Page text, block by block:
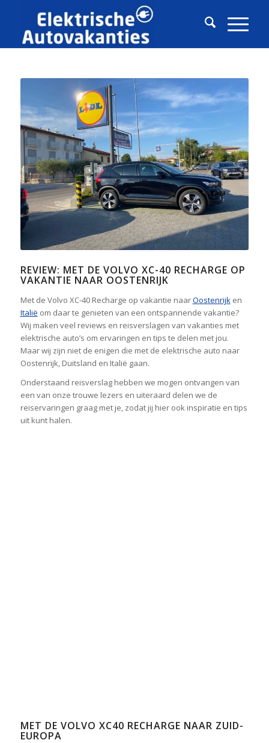
REVIEW: MET DE VOLVO XC-40 RECHARGE OP
VAKANTIE NAAR OOSTENRIJK
Met de Volvo XC-40 Recharge op vakantie naarOostenrijken
Italië om daar te genieten van een ontspannende vakantie?
Wij maken veel reviews en reisverslagen van vakanties met
elektrische auto’s om ervaringen en tips te delen met jou.
Maar wij zijn niet de enigen die met de elektrische auto naar
Oostenrijk, Duitsland en Italië gaan.
Onderstaand reisverslag hebben we mogen ontvangen van
een van onze trouwe lezers en uiteraard delen we de
reiservaringen graag met je, zodat jij hier ook inspiratie en tips
uit kunt halen.
MET DE VOLVO XC40 RECHARGE NAAR ZUID-
EUROPA